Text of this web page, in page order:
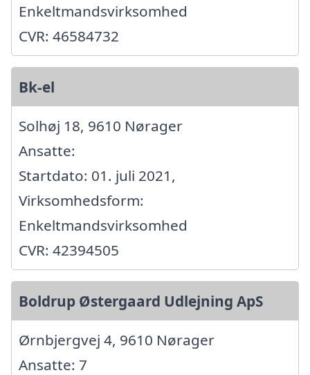
Enkeltmandsvirksomhed
CVR: 46584732
Bk-el
Solhøj 18, 9610 Nørager
Ansatte:
Startdato: 01. juli 2021,
Virksomhedsform:
Enkeltmandsvirksomhed
CVR: 42394505
Boldrup Østergaard Udlejning ApS
Ørnbjergvej 4, 9610 Nørager
Ansatte: 7